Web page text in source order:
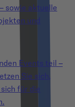
sowie aktuelle
und
Events teil –
Sie sich,
für die